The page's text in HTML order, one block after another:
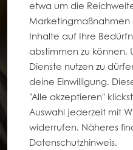
etwa um die
Marketingmaßnahmen
Inhalte auf Ihre
abstimmen zu können.
Dienste nutzen zu
deine Einwilligung.
"Alle akzeptieren"
Auswahl jederzeit mit
widerrufen. Näheres
Datenschutzhinweis.